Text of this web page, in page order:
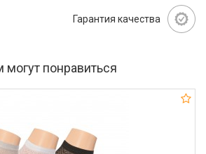
Гарантия качества
могут понравиться